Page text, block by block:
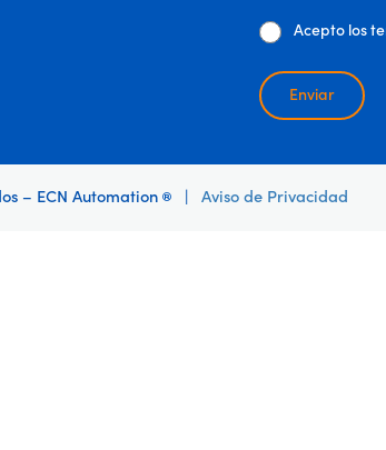
Acepto los
Enviar
– ECN Automation Aviso de Privacidad